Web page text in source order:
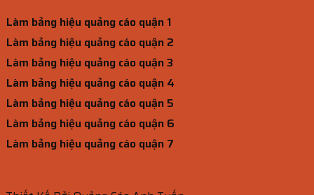
Làm bảng hiệu quảng cáo quận 1
Làm bảng hiệu quảng cáo quận 2
Làm bảng hiệu quảng cáo quận 3
Làm bảng hiệu quảng cáo quận 4
Làm bảng hiệu quảng cáo quận 5
Làm bảng hiệu quảng cáo quận 6
Làm bảng hiệu quảng cáo quận 7